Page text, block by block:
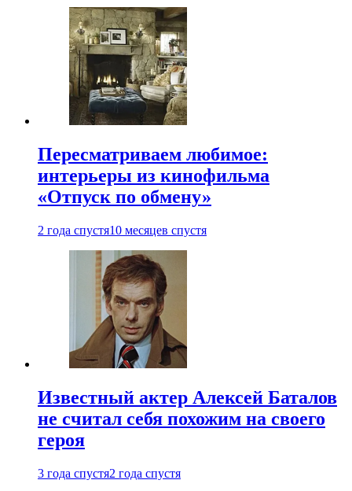
Пересматриваем любимое:
интерьеры из кинофильма
«Отпуск по обмену»
2 года спустя10 месяцев спустя
Известный актер Алексей Баталов
не считал себя похожим на своего
героя
3 года спустя2 года спустя